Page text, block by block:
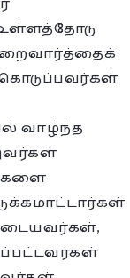
வாழ்ந்த